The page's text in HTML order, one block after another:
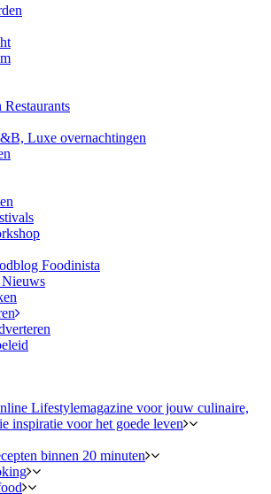
Luxe overnachtingen
Foodinista
Lifestylemagazine voor jouw culinaire,
inspiratie voor het goede leven
binnen 20 minuten